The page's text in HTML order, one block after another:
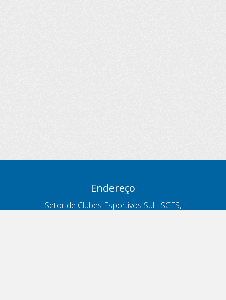
Endereço
Setor de Clubes Esportivos Sul - SCES,